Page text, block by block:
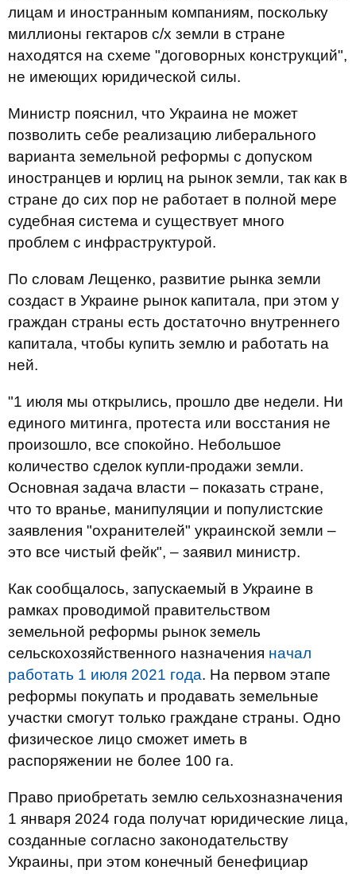
лицам и иностранным компаниям, поскольку
миллионы гектаров с/х земли в стране
находятся на схеме "договорных конструкций",
не имеющих юридической силы.
Министр пояснил, что Украина не может
позволить себе реализацию либерального
варианта земельной реформы с допуском
иностранцев и юрлиц на рынок земли, так как в
стране до сих пор не работает в полной мере
судебная система и существует много
проблем с инфраструктурой.
По словам Лещенко, развитие рынка земли
создаст в Украине рынок капитала, при этом у
граждан страны есть достаточно внутреннего
капитала, чтобы купить землю и работать на
ней.
"1 июля мы открылись, прошло две недели. Ни
единого митинга, протеста или восстания не
произошло, все спокойно. Небольшое
количество сделок купли-продажи земли.
Основная задача власти – показать стране,
что то вранье, манипуляции и популистские
заявления "охранителей" украинской земли –
это все чистый фейк", – заявил министр.
Как сообщалось, запускаемый в Украине в
рамках проводимой правительством
земельной реформы рынок земель
сельскохозяйственного назначения начал
работать 1 июля 2021 года. На первом этапе
реформы покупать и продавать земельные
участки смогут только граждане страны. Одно
физическое лицо сможет иметь в
распоряжении не более 100 га.
Право приобретать землю сельхозназначения
1 января 2024 года получат юридические лица,
созданные согласно законодательству
Украины, при этом конечный бенефициар